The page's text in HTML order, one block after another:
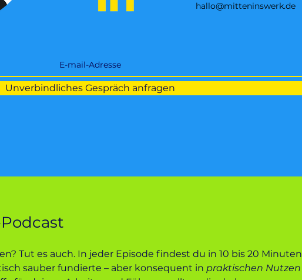
hallo@mitteninswerk.de
Unverbindliches Gespräch anfragen
Tut es auch. In jeder Episode findest du in 10 bis 20 Minuten
sauber fundierte – aber konsequent in praktischen Nutzen